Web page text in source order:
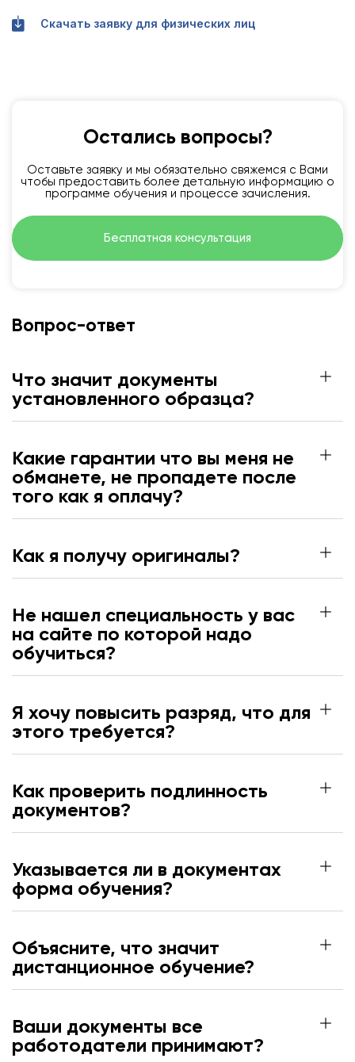
Скачать заявку для физических лиц
Остались вопросы?
Оставьте заявку и мы обязательно свяжемся с Вами
чтобы предоставить более детальную информацию о
программе обучения и процессе зачисления.
Бесплатная консультация
Вопрос-ответ
Что значит документы
установленного образца?
Какие гарантии что вы меня не
обманете, не пропадете после
того как я оплачу?
Как я получу оригиналы?
Не нашел специальность у вас
на сайте по которой надо
обучиться?
Я хочу повысить разряд, что для
этого требуется?
Как проверить подлинность
документов?
Указывается ли в документах
форма обучения?
Объясните, что значит
дистанционное обучение?
Ваши документы все
работодатели принимают?